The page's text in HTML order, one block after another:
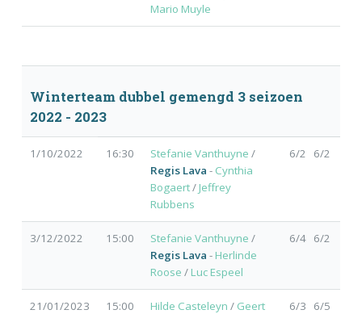
Mario Muyle
Winterteam dubbel gemengd 3 seizoen
2022 - 2023
1/10/2022 16:30 Stefanie Vanthuyne /
Regis Lava - Cynthia
Bogaert/ Jeffrey
Rubbens
6/2 6/2
3/12/2022 15:00 Stefanie Vanthuyne /
Regis Lava - Herlinde
Roose / Luc Espeel
6/4 6/2
21/01/2023 15:00 Hilde Casteleyn / Geert
6/3 6/5